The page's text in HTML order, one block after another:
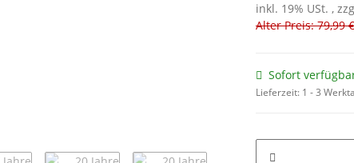
inkl. 19% USt. ,
Alter Preis: 79,99 €
Sofort
Lieferzeit: 1 - 3